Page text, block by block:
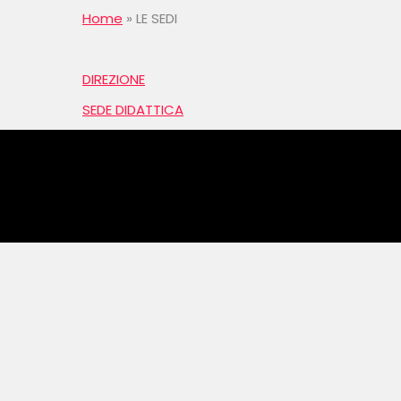
Home » LE SEDI
DIREZIONE
SEDE DIDATTICA